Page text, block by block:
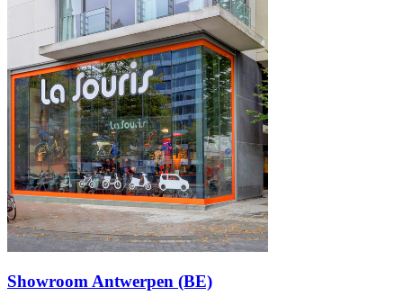
Showroom Antwerpen (BE)